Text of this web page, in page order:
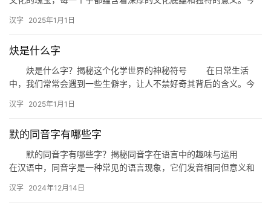
个…
汉字 2025年1月1日
炔是什么字
炔是什么字？揭秘这个化学世界的神秘符号 在日常生活
中，我们常常会遇到一些生僻字，让人不禁好奇其背后的含义。今
它…
汉字 2025年1月1日
默的同音字有哪些字
默的同音字有哪些字？揭秘同音字在语言中的趣味与运用
在汉语中，同音字是一种常见的语言现象，它们发音相同但意义和
及…
汉字 2024年12月14日